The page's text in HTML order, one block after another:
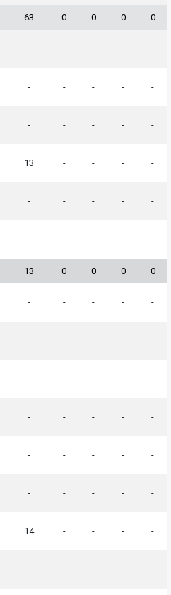
63 0 0 0 0
- - - - -
- - - - -
- - - - -
13 - - - -
- - - - -
- - - - -
13 0 0 0 0
- - - - -
- - - - -
- - - - -
- - - - -
- - - - -
- - - - -
14 - - - -
- - - - -